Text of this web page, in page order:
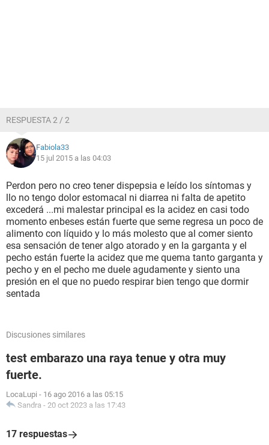
RESPUESTA 2 / 2
Fabiola33
15 jul 2015 a las 04:03
Perdon pero no creo tener dispepsia e leído los síntomas y
llo no tengo dolor estomacal ni diarrea ni falta de apetito
excederá ...mi malestar principal es la acidez en casi todo
momento enbeses están fuerte que seme regresa un poco de
alimento con líquido y lo más molesto que al comer siento
esa sensación de tener algo atorado y en la garganta y el
pecho están fuerte la acidez que me quema tanto garganta y
pecho y en el pecho me duele agudamente y siento una
presión en el que no puedo respirar bien tengo que dormir
sentada
Discusiones similares
test embarazo una raya tenue y otra muy
fuerte.
LocaLupi - 16 ago 2016 a las 05:15
Sandra - 20 oct 2023 a las 17:43
17 respuestas